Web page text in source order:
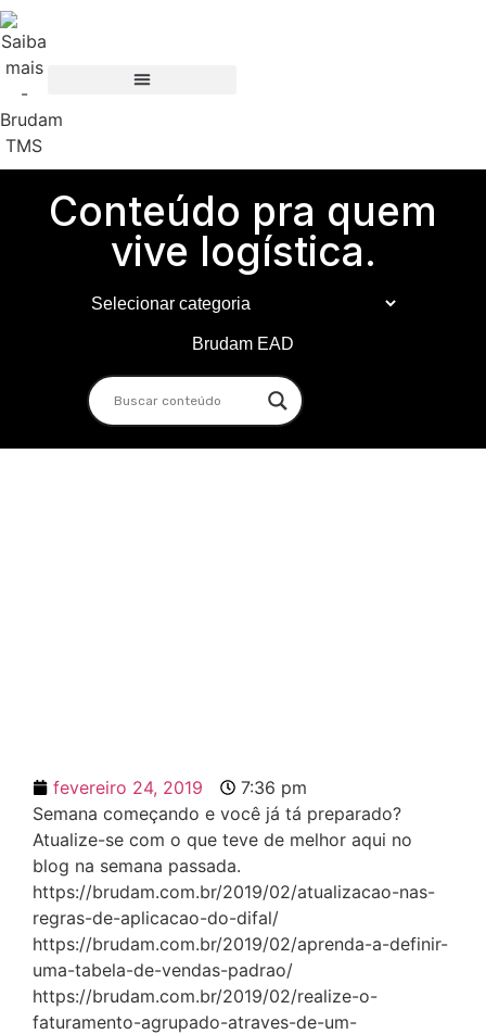
Conteúdo pra quem
vive logística.
Brudam EAD
fevereiro 24, 2019
7:36 pm
Semana começando e você já tá preparado?
Atualize-se com o que teve de melhor aqui no
blog na semana passada.
https://brudam.com.br/2019/02/atualizacao-nas-
regras-de-aplicacao-do-difal/
https://brudam.com.br/2019/02/aprenda-a-definir-
uma-tabela-de-vendas-padrao/
https://brudam.com.br/2019/02/realize-o-
faturamento-agrupado-atraves-de-um-